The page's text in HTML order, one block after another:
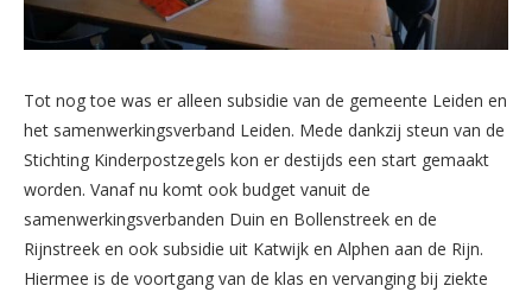
Tot nog toe was er alleen subsidie van de gemeente Leiden en
het samenwerkingsverband Leiden. Mede dankzij steun van de
Stichting Kinderpostzegels kon er destijds een start gemaakt
worden. Vanaf nu komt ook budget vanuit de
samenwerkingsverbanden Duin en Bollenstreek en de
Rijnstreek en ook subsidie uit Katwijk en Alphen aan de Rijn.
Hiermee is de voortgang van de klas en vervanging bij ziekte